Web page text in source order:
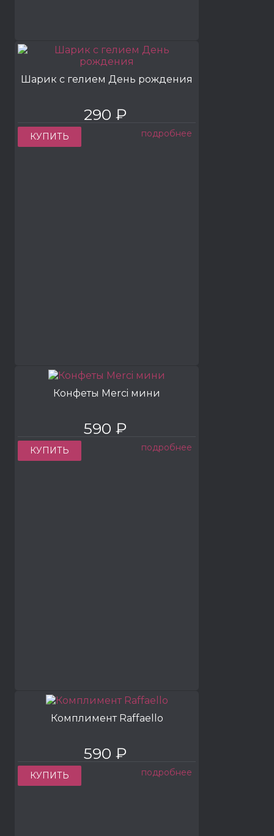
Шарик с гелием День рождения
290 ₽
КУПИТЬ подробнее
Конфеты Merci мини
590 ₽
КУПИТЬ подробнее
Комплимент Raffaello
590 ₽
КУПИТЬ подробнее